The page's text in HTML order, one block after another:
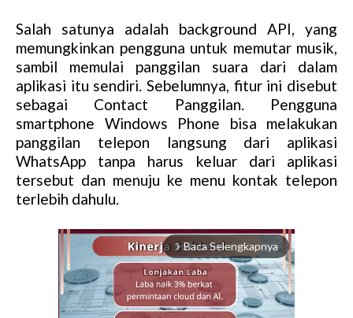
Salah satunya adalah background API, yang
memungkinkan pengguna untuk memutar musik,
sambil memulai panggilan suara dari dalam
aplikasi itu sendiri. Sebelumnya, fitur ini disebut
sebagai Contact Panggilan. Pengguna
smartphone Windows Phone bisa melakukan
panggilan telepon langsung dari aplikasi
WhatsApp tanpa harus keluar dari aplikasi
tersebut dan menuju ke menu kontak telepon
terlebih dahulu.
arrow_forward_ios Baca Selengkapnya